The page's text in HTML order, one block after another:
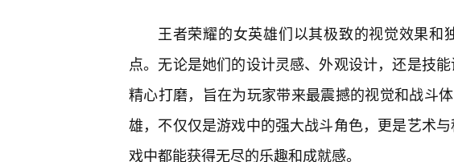
王者荣耀的女英雄们以其极致的视觉效果和
点。无论是她们的设计灵感、外观设计，还是技
精心打磨，旨在为玩家带来最震撼的视觉和战斗
雄，不仅仅是游戏中的强大战斗角色，更是艺术
戏中都能获得无尽的乐趣和成就感。